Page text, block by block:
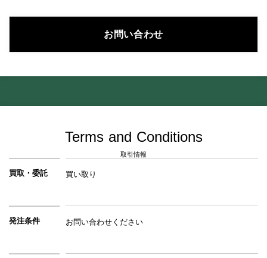
お問い合わせ
Terms and Conditions
取引情報
買取・委託 買い取り
発注条件 お問い合わせください